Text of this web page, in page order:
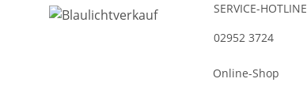
SERVICE-HOTLINE
02952 3724
Online-Shop